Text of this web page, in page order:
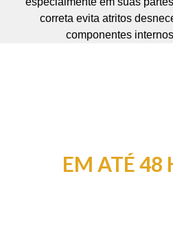
correta evita atritos
componentes
EM ATÉ 48